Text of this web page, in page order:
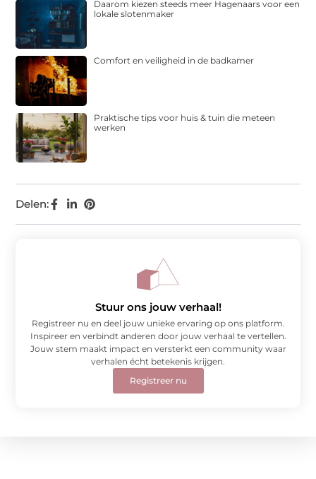
Delen:
Daarom kiezen steeds meer Hagenaars voor een
lokale slotenmaker
Comfort en veiligheid in de badkamer
Praktische tips voor huis & tuin die meteen
werken
Stuur ons jouw verhaal!
Registreer nu en deel jouw unieke ervaring op ons platform.
Inspireer en verbindt anderen door jouw verhaal te vertellen.
Jouw stem maakt impact en versterkt een community waar
verhalen écht betekenis krijgen.
Registreer nu